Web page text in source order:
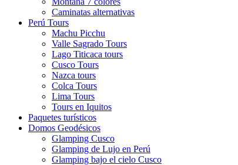
Caminatas alternativas
Perú Tours
Machu Picchu
Valle Sagrado Tours
Lago Titicaca tours
Cusco Tours
Nazca tours
Colca Tours
Lima Tours
Tours en Iquitos
Paquetes turísticos
Domos Geodésicos
Glamping Cusco
Glamping de Lujo en Perú
Glamping bajo el cielo Cusco